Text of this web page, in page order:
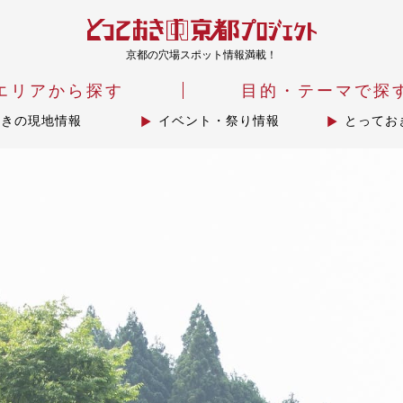
京都の穴場スポット情報満載！
リアから探す 目的・テーマで探
の現地情報 イベント・祭り情報 とってお